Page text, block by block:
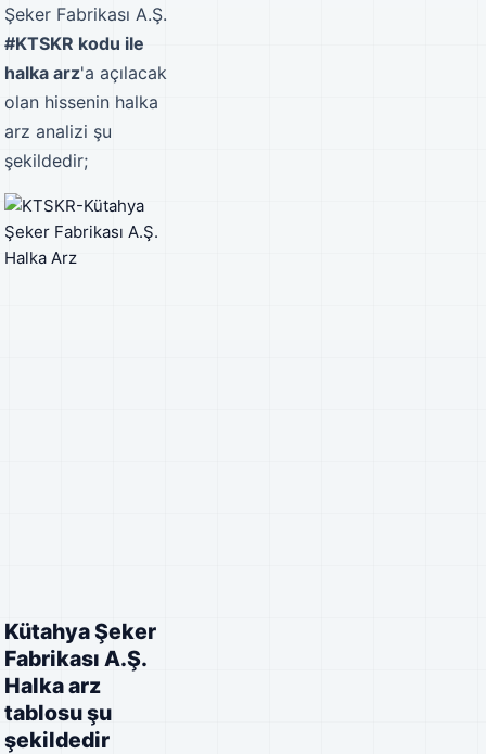
Şeker Fabrikası A.Ş.
#KTSKR kodu ile
halka arz'a açılacak
olan hissenin halka
arz analizi şu
şekildedir;
Kütahya Şeker
Fabrikası A.Ş.
Halka arz
tablosu şu
şekildedir